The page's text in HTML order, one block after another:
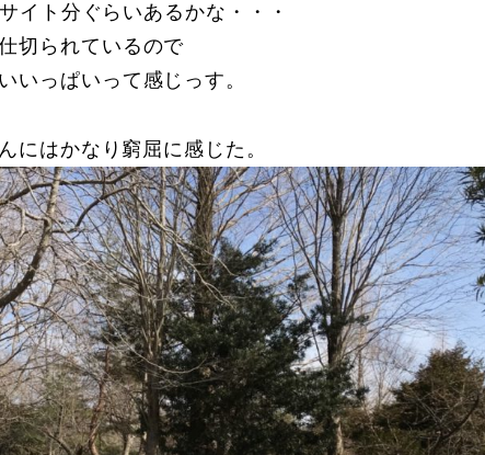
イト分ぐらいあるかな・・・
切られているので
いっぱいって感じっす。
にはかなり窮屈に感じた。